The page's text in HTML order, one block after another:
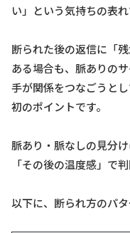
い」という気持ちの表
断られた後の返信に「
ある場合も、脈ありの
手が関係をつなごうと
初のポイントです。
脈あり・脈なしの見分
「その後の温度感」で
以下に、断られ方のパタ